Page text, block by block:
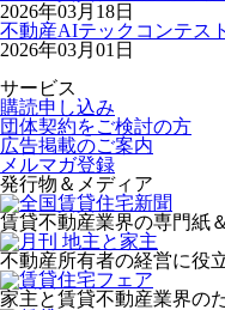
2026年03月18日
不動産AIテックコンテス
2026年03月01日
サービス
購読申し込み
団体契約をご検討の方
広告掲載のご案内
メルマガ登録
発行物＆メディア
賃貸不動産業界の専門紙
不動産所有者の経営に役
家主と賃貸不動産業界の